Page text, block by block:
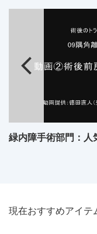
緑内障手術部門：人
現在おすすめアイテ